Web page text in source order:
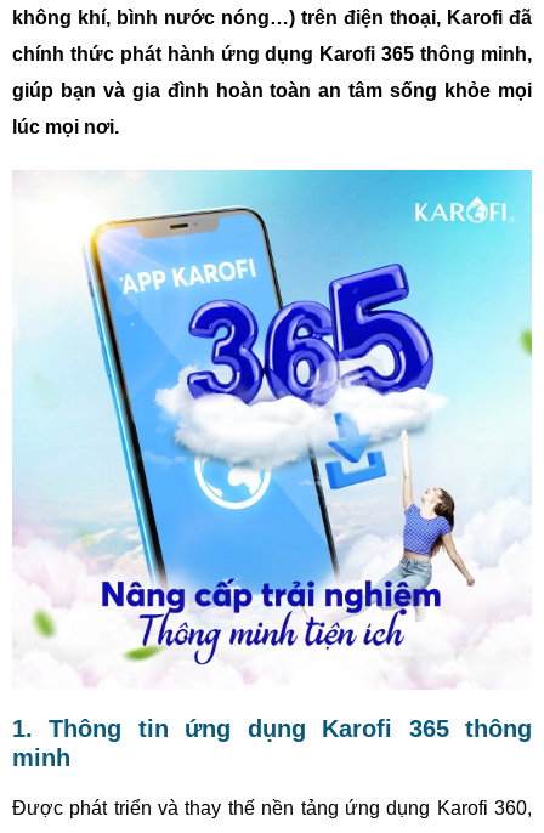
không khí, bình nước nóng…) trên điện thoại, Karofi đã
chính thức phát hành ứng dụng Karofi 365 thông minh,
giúp bạn và gia đình hoàn toàn an tâm sống khỏe mọi
lúc mọi nơi.
1. Thông tin ứng dụng Karofi 365 thông
minh
Được phát triển và thay thế nền tảng ứng dụng Karofi 360,